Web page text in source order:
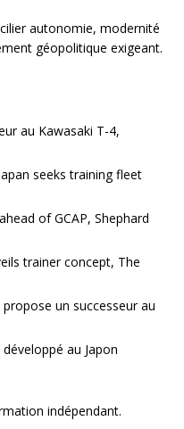
autonomie, modernité
géopolitique exigeant.
au Kawasaki T-4,
seeks training fleet
of GCAP, Shephard
trainer concept, The
un successeur au
au Japon
indépendant.